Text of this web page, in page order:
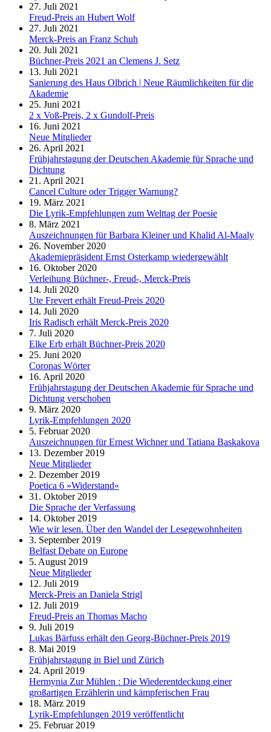
27. Juli 2021
Freud-Preis an Hubert Wolf
27. Juli 2021
Merck-Preis an Franz Schuh
20. Juli 2021
Büchner-Preis 2021 an Clemens J. Setz
13. Juli 2021
Sanierung des Haus Olbrich | Neue Räumlichkeiten für die
Akademie
25. Juni 2021
2 x Voß-Preis, 2 x Gundolf-Preis
16. Juni 2021
Neue Mitglieder
26. April 2021
Frühjahrstagung der Deutschen Akademie für Sprache und
Dichtung
21. April 2021
Cancel Culture oder Trigger Warnung?
19. März 2021
Die Lyrik-Empfehlungen zum Welttag der Poesie
8. März 2021
Auszeichnungen für Barbara Kleiner und Khalid Al-Maaly
26. November 2020
Akademiepräsident Ernst Osterkamp wiedergewählt
16. Oktober 2020
Verleihung Büchner-, Freud-, Merck-Preis
14. Juli 2020
Ute Frevert erhält Freud-Preis 2020
14. Juli 2020
Iris Radisch erhält Merck-Preis 2020
7. Juli 2020
Elke Erb erhält Büchner-Preis 2020
25. Juni 2020
Coronas Wörter
16. April 2020
Frühjahrstagung der Deutschen Akademie für Sprache und
Dichtung verschoben
9. März 2020
Lyrik-Empfehlungen 2020
5. Februar 2020
Auszeichnungen für Ernest Wichner und Tatiana Baskakova
13. Dezember 2019
Neue Mitglieder
2. Dezember 2019
Poetica 6 »Widerstand«
31. Oktober 2019
Die Sprache der Verfassung
14. Oktober 2019
Wie wir lesen. Über den Wandel der Lesegewohnheiten
3. September 2019
Belfast Debate on Europe
5. August 2019
Neue Mitglieder
12. Juli 2019
Merck-Preis an Daniela Strigl
12. Juli 2019
Freud-Preis an Thomas Macho
9. Juli 2019
Lukas Bärfuss erhält den Georg-Büchner-Preis 2019
8. Mai 2019
Frühjahrstagung in Biel und Zürich
24. April 2019
Hermynia Zur Mühlen : Die Wiederentdeckung einer
großartigen Erzählerin und kämpferischen Frau
18. März 2019
Lyrik-Empfehlungen 2019 veröffentlicht
25. Februar 2019